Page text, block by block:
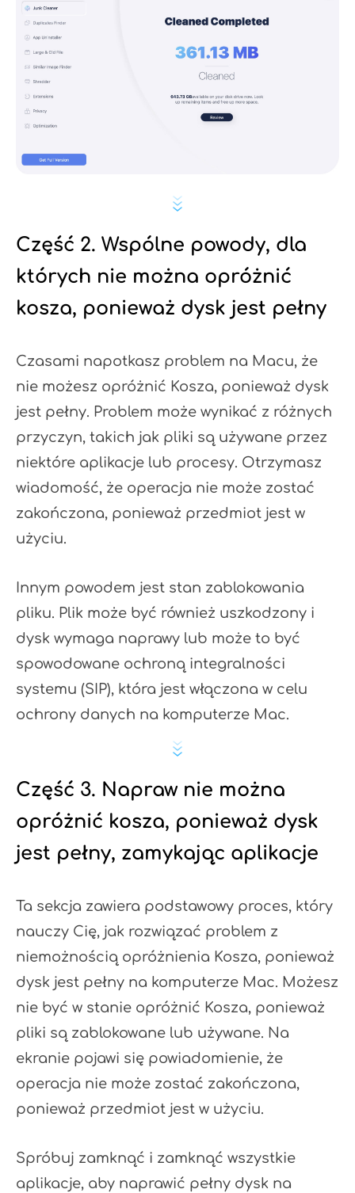
Część 2. Wspólne powody, dla
których nie można opróżnić
kosza, ponieważ dysk jest pełny
Czasami napotkasz problem na Macu, że
nie możesz opróżnić Kosza, ponieważ dysk
jest pełny. Problem może wynikać z różnych
przyczyn, takich jak pliki są używane przez
niektóre aplikacje lub procesy. Otrzymasz
wiadomość, że operacja nie może zostać
zakończona, ponieważ przedmiot jest w
użyciu.
Innym powodem jest stan zablokowania
pliku. Plik może być również uszkodzony i
dysk wymaga naprawy lub może to być
spowodowane ochroną integralności
systemu (SIP), która jest włączona w celu
ochrony danych na komputerze Mac.
Część 3. Napraw nie można
opróżnić kosza, ponieważ dysk
jest pełny, zamykając aplikacje
Ta sekcja zawiera podstawowy proces, który
nauczy Cię, jak rozwiązać problem z
niemożnością opróżnienia Kosza, ponieważ
dysk jest pełny na komputerze Mac. Możesz
nie być w stanie opróżnić Kosza, ponieważ
pliki są zablokowane lub używane. Na
ekranie pojawi się powiadomienie, że
operacja nie może zostać zakończona,
ponieważ przedmiot jest w użyciu.
Spróbuj zamknąć i zamknąć wszystkie
aplikacje, aby naprawić pełny dysk na